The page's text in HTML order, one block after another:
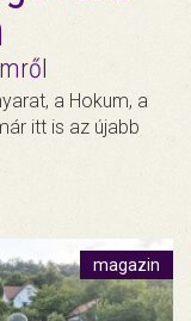
a Hokum, a
itt is az újabb
magazin